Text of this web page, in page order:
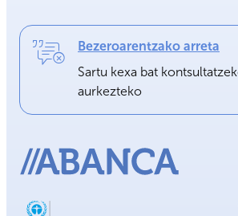
Bezeroarentzako arreta
Sartu kexa bat
aurkezteko